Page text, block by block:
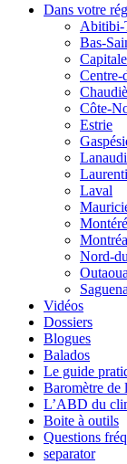
Dans votre
Abitibi-
Bas-
Centre-
Côte-
Estrie
Laval
Nord-
Vidéos
Dossiers
Blogues
Balados
Le guide
Baromètre de
L’ABD du
Boite à outils
Questions
separator